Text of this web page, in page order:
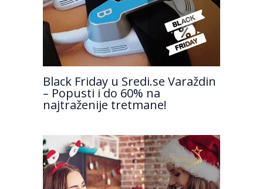
Black Friday u Sredi.se Varaždin
– Popusti i do 60% na
najtraženije tretmane!